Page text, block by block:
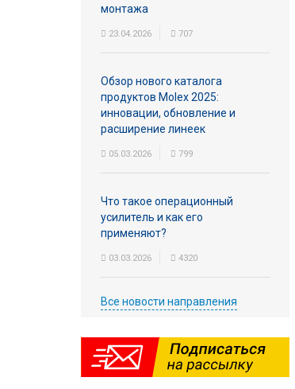
монтажа
23.04.2026 707
Обзор нового каталога
продуктов Molex 2025:
инновации, обновление и
расширение линеек
05.03.2026 799
Что такое операционный
усилитель и как его
применяют?
03.03.2026 4320
Все новости направления